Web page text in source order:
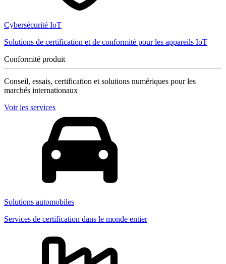
Cybersécurité IoT
Solutions de certification et de conformité pour les appareils IoT
Conformité produit
Conseil, essais, certification et solutions numériques pour les
marchés internationaux
Voir les services
Solutions automobiles
Services de certification dans le monde entier